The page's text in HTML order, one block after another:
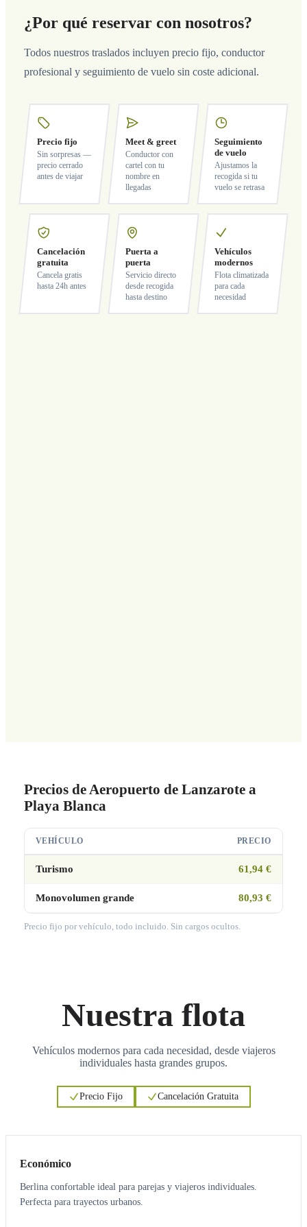
¿Por qué reservar con nosotros?
Todos nuestros traslados incluyen precio fijo, conductor
profesional y seguimiento de vuelo sin coste adicional.
Precio fijo
Sin sorpresas —
precio cerrado
antes de viajar
Meet & greet
Conductor con
cartel con tu
nombre en
llegadas
Seguimiento
de vuelo
Ajustamos la
recogida si tu
vuelo se retrasa
Cancelación
gratuita
Cancela gratis
hasta 24h antes
Puerta a
puerta
Servicio directo
desde recogida
hasta destino
Vehículos
modernos
Flota climatizada
para cada
necesidad
Precios de Aeropuerto de Lanzarote a
Playa Blanca
VEHÍCULO PRECIO
Turismo 61,94 €
Monovolumen grande 80,93 €
Precio fijo por vehículo, todo incluido. Sin cargos ocultos.
Nuestra flota
Vehículos modernos para cada necesidad, desde viajeros
individuales hasta grandes grupos.
Precio Fijo Cancelación Gratuita
Económico
Berlina confortable ideal para parejas y viajeros individuales.
Perfecta para trayectos urbanos.